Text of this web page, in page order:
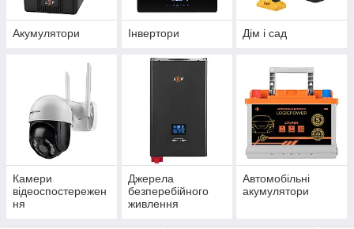
Акумулятори Інвертори Дім і сад
Камери
відеоспостережен
ня
Джерела
безперебійного
живлення
Автомобільні
акумулятори